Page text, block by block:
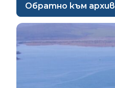
Обратно към архив